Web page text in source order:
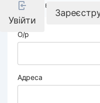
Увійти
Реквізити компанії
О/р
Адреса